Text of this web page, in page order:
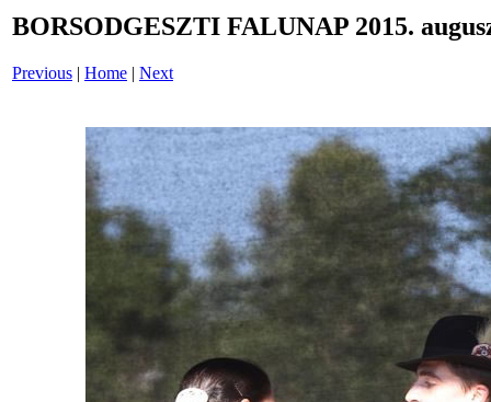
BORSODGESZTI FALUNAP 2015.
Previous | Home | Next